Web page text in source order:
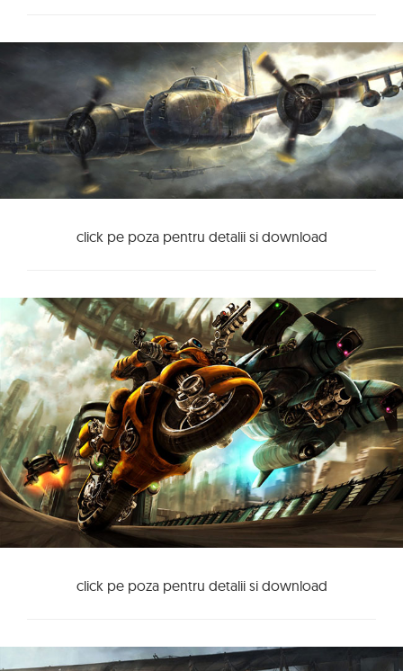
click pe poza pentru detalii si download
click pe poza pentru detalii si download